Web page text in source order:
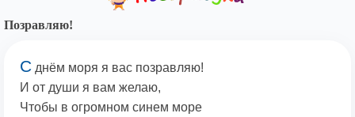
Позравляю!
С днём моря я вас позравляю!
И от души я вам желаю,
Чтобы в огромном синем море